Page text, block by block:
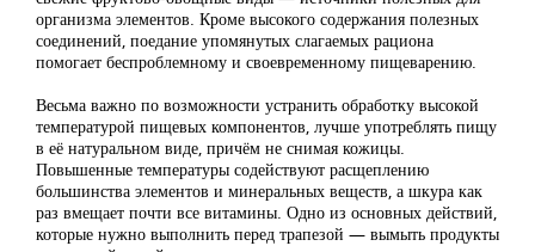
организма элементов. Кроме высокого содержания полезных
соединений, поедание упомянутых слагаемых рациона
помогает беспроблемному и своевременному пищеварению.
Весьма важно по возможности устранить обработку высокой
температурой пищевых компонентов, лучше употреблять пищу
в её натуральном виде, причём не снимая кожицы.
Повышенные температуры содействуют расщеплению
большинства элементов и минеральных веществ, а шкура как
раз вмещает почти все витамины. Одно из основных действий,
которые нужно выполнить перед трапезой — вымыть продукты